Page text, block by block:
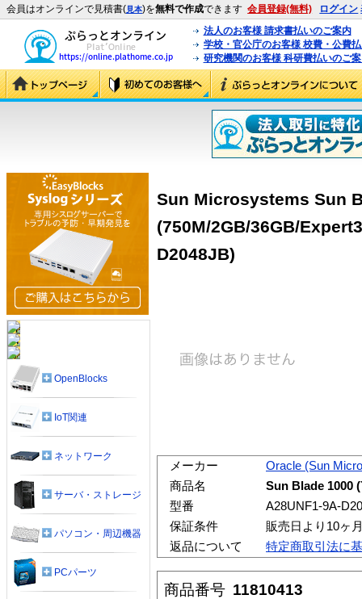
会員はオンラインで見積書(見本)を無料で作成できます 会員登録(無料) ログイン
法人のお客様 請求書払いのご案内
学校・官公庁のお客様 校費・公費
研究機関のお客様 科研費払いのご
Sun Microsystems Sun
(750M/2GB/36GB/
D2048JB)
メーカー
Oracle (Sun
商品名
Sun Blade 1000
型番
A28UNF1-9A-
保証条件
販売日より10ヶ
返品について
特定商取引法に
商品番号 11810413
OpenBlocks
IoT関連
ネットワーク
サーバ・ストレージ
パソコン・周辺機器
PCパーツ